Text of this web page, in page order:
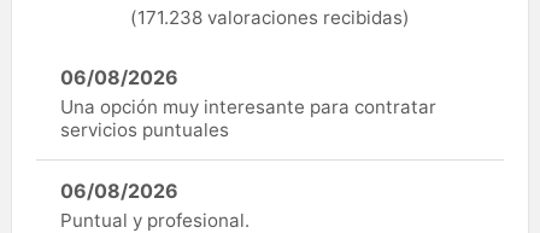
(171.238 valoraciones recibidas)
06/08/2026
Una opción muy interesante para contratar
servicios puntuales
06/08/2026
Puntual y profesional.